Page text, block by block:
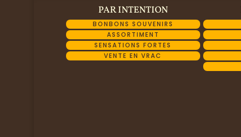
PAR INTENTION
BONBONS SOUVENIRS
ASSORTIMENT
SENSATIONS FORTES
VENTE EN VRAC